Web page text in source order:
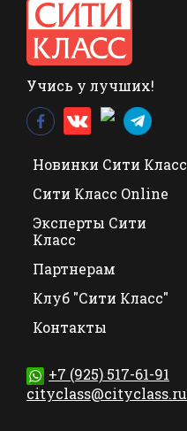
Учись у лучших!
Новинки Сити Класс
Сити Класс Online
Эксперты Сити
Класс
Партнерам
Клуб "Сити Класс"
Контакты
+7 (925) 517-61-91
cityclass@cityclass.ru